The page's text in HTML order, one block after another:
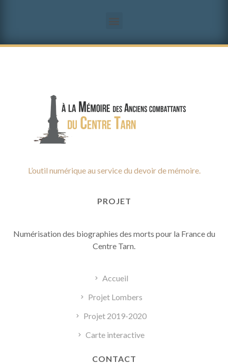
L’outil numérique au service du devoir de mémoire.
PROJET
Numérisation des biographies des morts pour la France du
Centre Tarn.
Accueil
Projet Lombers
Projet 2019-2020
Carte interactive
CONTACT